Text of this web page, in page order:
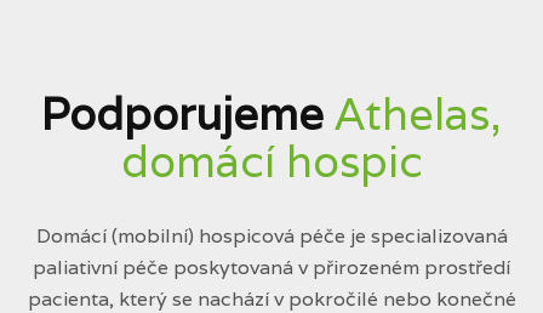
PodporujemeAthelas,
domácí hospic
Domácí (mobilní) hospicová péče je specializovaná
paliativní péče poskytovaná v přirozeném prostředí
pacienta, který se nachází v pokročilé nebo konečné